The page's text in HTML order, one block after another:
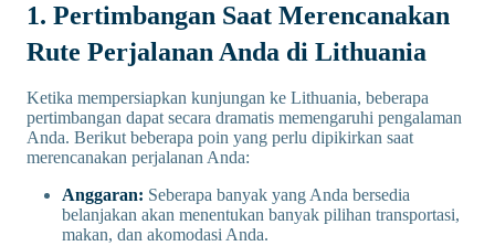
1. Pertimbangan Saat Merencanakan
Rute Perjalanan Anda di Lithuania
Ketika mempersiapkan kunjungan ke Lithuania, beberapa
pertimbangan dapat secara dramatis memengaruhi pengalaman
Anda. Berikut beberapa poin yang perlu dipikirkan saat
merencanakan perjalanan Anda:
Anggaran: Seberapa banyak yang Anda bersedia
belanjakan akan menentukan banyak pilihan transportasi,
makan, dan akomodasi Anda.